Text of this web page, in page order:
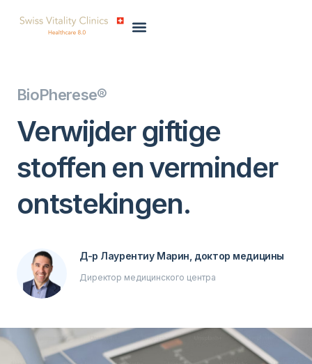
BioPherese®
Verwijder giftige
stoffen en verminder
ontstekingen.
Д-р Лаурентиу Марин, доктор медицины
Директор медицинского центра